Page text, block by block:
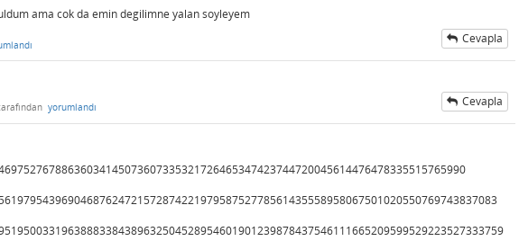
ama cok da emin degilimne yalan soyleyem
Cevapla
yorumlandı Cevapla